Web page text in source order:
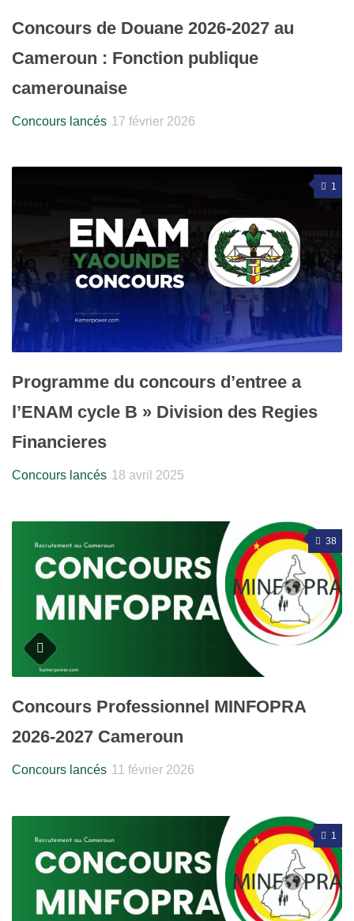
Concours de Douane 2026-2027 au
Cameroun : Fonction publique
camerounaise
Concours lancés 17 février 2026
1
Programme du concours d’entree a
l’ENAM cycle B » Division des Regies
Financieres
Concours lancés 18 avril 2025
38
Concours Professionnel MINFOPRA
2026-2027 Cameroun
Concours lancés 11 février 2026
1